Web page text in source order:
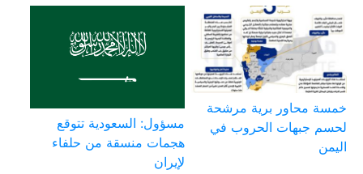
خمسة محاور برية مرشحة
لحسم جبهات الحروب في
اليمن
مسؤول: السعودية تتوقع
هجمات منسقة من حلفاء
لإيران